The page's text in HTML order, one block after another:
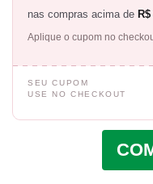
nas compras acima de
Aplique o cupom no
SEU CUPOM
USE NO CHECKOUT